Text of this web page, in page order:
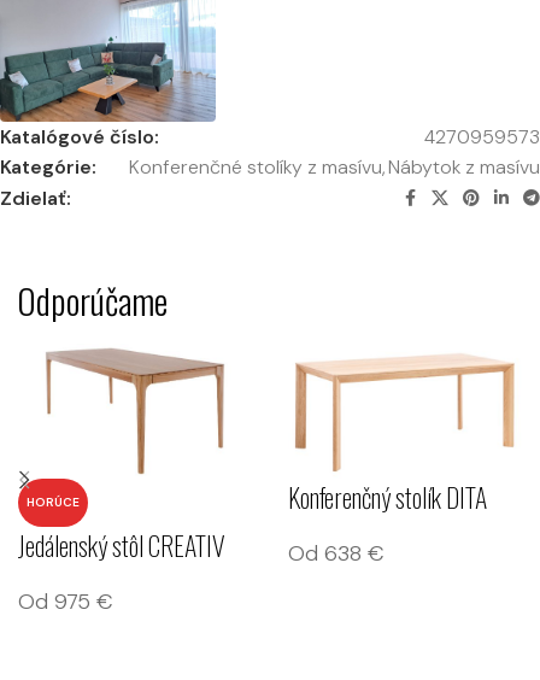
Katalógové číslo:
4270959573
Kategórie:
Konferenčné stolíky z masívu,Nábytok z masívu
Zdielať:
Odporúčame
HORÚCE
Jedálenský stôl CREATIV
Od 975 €
Konferenčný stolík DITA
Od 638 €